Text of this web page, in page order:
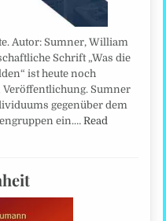
Autor: Sumner, William
Schrift „Was die
ist heute noch
Sumner
gegenüber dem
ein.…Read